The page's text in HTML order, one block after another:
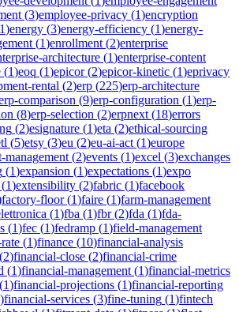
(3)employee-privacy (1)encryption
1)energy (3)energy-efficiency (1)energy-
(1)enrollment (2)enterprise
architecture (1)enterprise-content
(1)eoq (1)epicor(2)epicor-kinetic (1)eprivacy
rental (2)erp (225)erp-architecture
comparison (9)erp-configuration (1)erp-
(8)erp-selection (2)erpnext (18)errors
(2)esignature (1)eta (2)ethical-sourcing
(5)etsy (3)eu (2)eu-ai-act (1)europe
management (2)events (1)excel (3)exchanges
(1)expansion (1)expectations (1)expo
(1)extensibility (2)fabric (1)facebook
factory-floor(1)faire (1)farm-management
(1)fba (1)fbr(2)fda (1)fda-
(1)fec (1)fedramp (1)field-management
(1)finance (10)financial-analysis
(2)financial-close (2)financial-crime
(1)financial-management (1)financial-metrics
(1)financial-projections (1)financial-reporting
)financial-services (3)fine-tuning (1)fintech